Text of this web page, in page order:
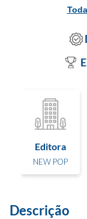
Editora
NEW POP
Descrição